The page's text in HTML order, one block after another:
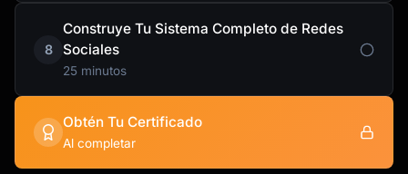
8
Construye Tu Sistema Completo de Redes
Sociales
25 minutos
Obtén Tu Certificado
Al completar